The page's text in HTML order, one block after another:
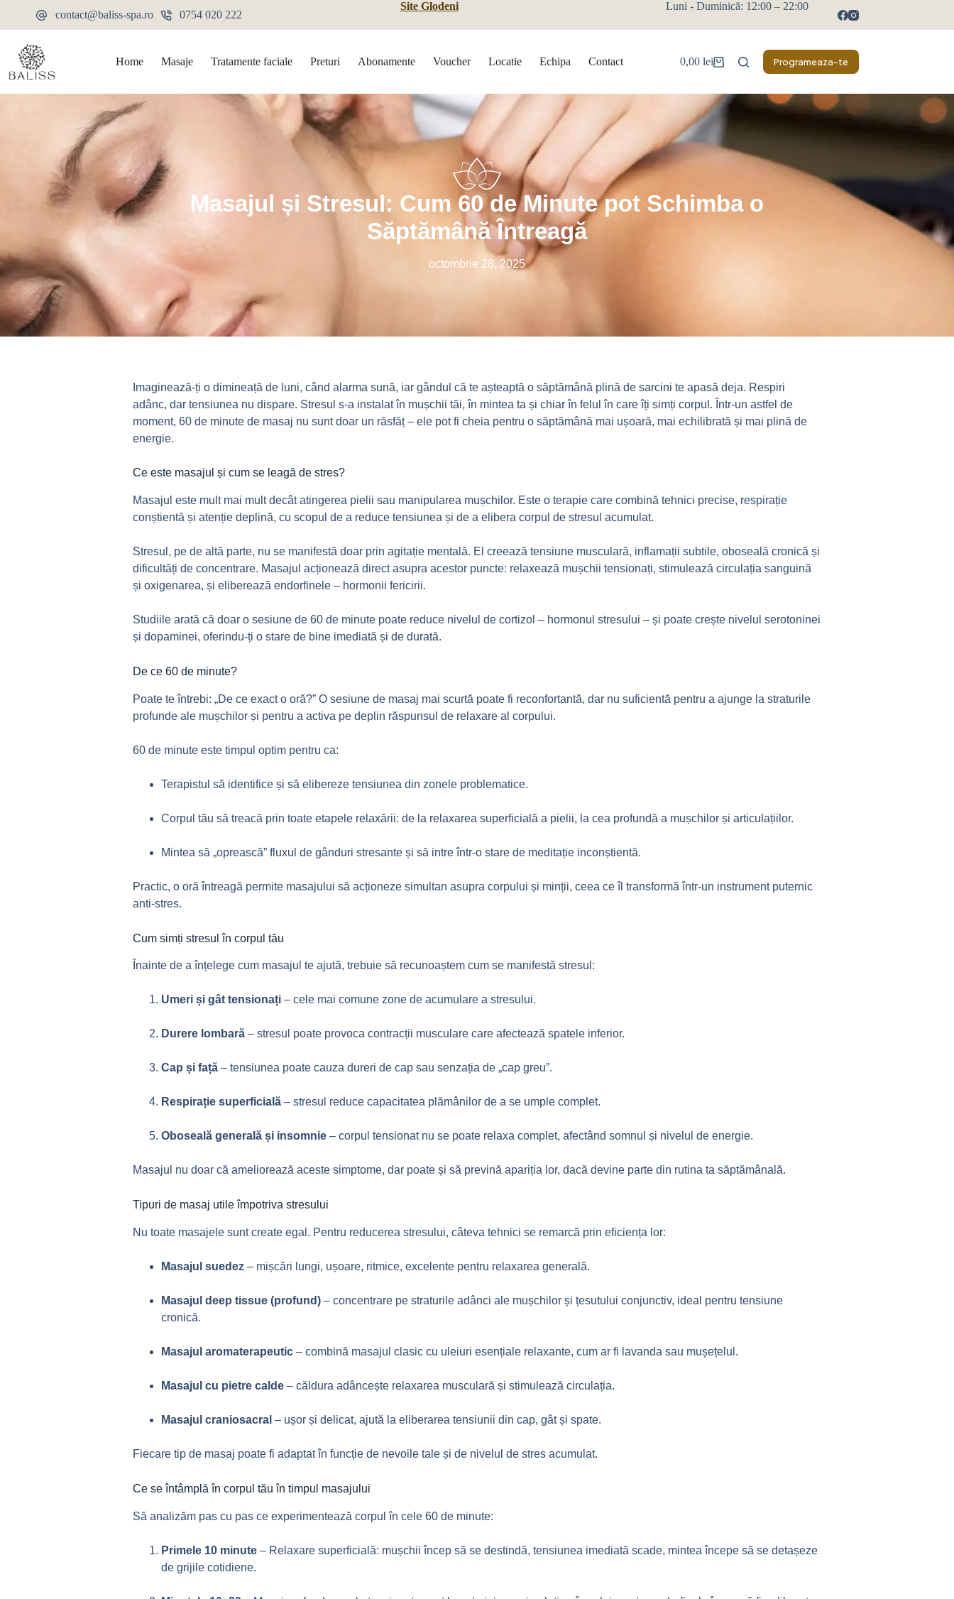
contact@baliss-spa.ro 0754 020 222
Site Glodeni Luni - Duminică: 12:00 – 22:00
Home Masaje Tratamente faciale Preturi Abonamente Voucher Locatie Echipa Contact 0,00 lei Programeaza-te
Masajul și Stresul: Cum 60 de Minute pot Schimba o
Săptămână Întreagă
octombrie 28, 2025
Imaginează-ți o dimineață de luni, când alarma sună, iar gândul că te așteaptă o săptămână plină de sarcini te apasă deja. Respiri
adânc, dar tensiunea nu dispare. Stresul s-a instalat în mușchii tăi, în mintea ta și chiar în felul în care îți simți corpul. Într-un astfel de
moment, 60 de minute de masaj nu sunt doar un răsfăț – ele pot fi cheia pentru o săptămână mai ușoară, mai echilibrată și mai plină de
energie.
Ce este masajul și cum se leagă de stres?
Masajul este mult mai mult decât atingerea pielii sau manipularea mușchilor. Este o terapie care combină tehnici precise, respirație
conștientă și atenție deplină, cu scopul de a reduce tensiunea și de a elibera corpul de stresul acumulat.
Stresul, pe de altă parte, nu se manifestă doar prin agitație mentală. El creează tensiune musculară, inflamații subtile, oboseală cronică și
dificultăți de concentrare. Masajul acționează direct asupra acestor puncte: relaxează mușchii tensionați, stimulează circulația sanguină
și oxigenarea, și eliberează endorfinele – hormonii fericirii.
Studiile arată că doar o sesiune de 60 de minute poate reduce nivelul de cortizol – hormonul stresului – și poate crește nivelul serotoninei
și dopaminei, oferindu-ți o stare de bine imediată și de durată.
De ce 60 de minute?
Poate te întrebi: „De ce exact o oră?” O sesiune de masaj mai scurtă poate fi reconfortantă, dar nu suficientă pentru a ajunge la straturile
profunde ale mușchilor și pentru a activa pe deplin răspunsul de relaxare al corpului.
60 de minute este timpul optim pentru ca:
Terapistul să identifice și să elibereze tensiunea din zonele problematice.
Corpul tău să treacă prin toate etapele relaxării: de la relaxarea superficială a pielii, la cea profundă a mușchilor și articulațiilor.
Mintea să „oprească” fluxul de gânduri stresante și să intre într-o stare de meditație inconștientă.
Practic, o oră întreagă permite masajului să acționeze simultan asupra corpului și minții, ceea ce îl transformă într-un instrument puternic
anti-stres.
Cum simți stresul în corpul tău
Înainte de a înțelege cum masajul te ajută, trebuie să recunoaștem cum se manifestă stresul:
Umeri și gât tensionați – cele mai comune zone de acumulare a stresului.
Durere lombară – stresul poate provoca contracții musculare care afectează spatele inferior.
Cap și față – tensiunea poate cauza dureri de cap sau senzația de „cap greu”.
Respirație superficială – stresul reduce capacitatea plămânilor de a se umple complet.
Oboseală generală și insomnie – corpul tensionat nu se poate relaxa complet, afectând somnul și nivelul de energie.
Masajul nu doar că ameliorează aceste simptome, dar poate și să prevină apariția lor, dacă devine parte din rutina ta săptămânală.
Tipuri de masaj utile împotriva stresului
Nu toate masajele sunt create egal. Pentru reducerea stresului, câteva tehnici se remarcă prin eficiența lor:
Masajul suedez – mișcări lungi, ușoare, ritmice, excelente pentru relaxarea generală.
Masajul deep tissue (profund) – concentrare pe straturile adânci ale mușchilor și țesutului conjunctiv, ideal pentru tensiune
cronică.
Masajul aromaterapeutic – combină masajul clasic cu uleiuri esențiale relaxante, cum ar fi lavanda sau mușețelul.
Masajul cu pietre calde – căldura adâncește relaxarea musculară și stimulează circulația.
Masajul craniosacral – ușor și delicat, ajută la eliberarea tensiunii din cap, gât și spate.
Fiecare tip de masaj poate fi adaptat în funcție de nevoile tale și de nivelul de stres acumulat.
Ce se întâmplă în corpul tău în timpul masajului
Să analizăm pas cu pas ce experimentează corpul în cele 60 de minute:
Primele 10 minute – Relaxare superficială: mușchii încep să se destindă, tensiunea imediată scade, mintea începe să se detașeze
de grijile cotidiene.